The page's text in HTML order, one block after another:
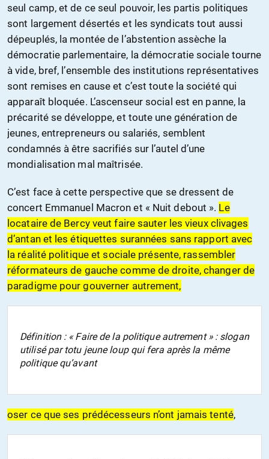
seul camp, et de ce seul pouvoir, les partis politiques
sont largement désertés et les syndicats tout aussi
dépeuplés, la montée de l’abstention assèche la
démocratie parlementaire, la démocratie sociale tourne
à vide, bref, l’ensemble des institutions représentatives
sont remises en cause et c’est toute la société qui
apparaît bloquée. L’ascenseur social est en panne, la
précarité se développe, et toute une génération de
jeunes, entrepreneurs ou salariés, semblent
condamnés à être sacrifiés sur l’autel d’une
mondialisation mal maîtrisée.
C’est face à cette perspective que se dressent de
concert Emmanuel Macron et « Nuit debout ». Le
locataire de Bercy veut faire sauter les vieux clivages
d’antan et les étiquettes surannées sans rapport avec
la réalité politique et sociale présente, rassembler
réformateurs de gauche comme de droite, changer de
paradigme pour gouverner autrement,
Définition : « Faire de la politique autrement » : slogan
utilisé par totu jeune loup qui fera après la même
politique qu’avant
oser ce que ses prédécesseurs n’ont jamais tenté,